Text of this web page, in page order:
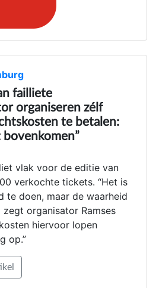
failliete
organiseren zélf
te betalen:
bovenkomen”
vlak voor de editie van
verkochte tickets. “Het is
te doen, maar de waarheid
zegt organisator Ramses
hiervoor lopen
op.”